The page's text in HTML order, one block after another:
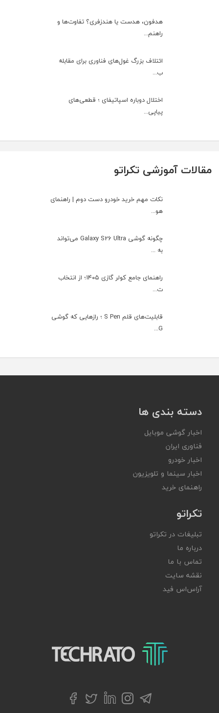
هدفون، هدست یا هندزفری؟ تفاوت‌ها و
راهنم...
ائتلاف بزرگ غول‌های فناوری برای مقابله
ب...
اختلال دوباره اسپاتیفای ؛ قطعی‌های
پیاپی...
مقالات آموزشی تکراتو
نکات مهم خرید خودرو دست دوم | راهنمای
هو...
چگونه گوشی Galaxy S26 Ultra می‌تواند
به ...
راهنمای جامع کولر گازی ۱۴۰۵؛ از انتخاب
ت...
قابلیت‌های قلم S Pen ؛ رازهایی که گوشی
G...
دسته بندی ها
اخبار گوشی موبایل
فناوری ایران
اخبار خودرو
اخبار سینما و تلویزیون
راهنمای خرید
تکراتو
تبلیغات در تکراتو
درباره ما
تماس با ما
نقشه سایت
آر‌اس‌اس فید
تکراتو – زندگی با تکنولوژی
تلگراماینستاگرام
لینکداینتوییترفیسبوک